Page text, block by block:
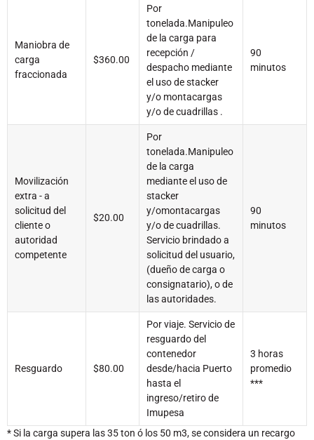
Maniobra de
carga
fraccionada
$360.00
Por
tonelada.Manipuleo
de la carga para
recepción /
despacho mediante
el uso de stacker
y/o montacargas
y/o de cuadrillas .
90
minutos
Movilización
extra - a
solicitud del
cliente o
autoridad
competente
$20.00
Por
tonelada.Manipuleo
de la carga
mediante el uso de
stacker
y/omontacargas
y/o de cuadrillas.
Servicio brindado a
solicitud del usuario,
(dueño de carga o
consignatario), o de
las autoridades.
90
minutos
Resguardo $80.00
Por viaje. Servicio de
resguardo del
contenedor
desde/hacia Puerto
hasta el
ingreso/retiro de
Imupesa
3 horas
promedio
***
* Si la carga supera las 35 ton ó los 50 m3, se considera un recargo